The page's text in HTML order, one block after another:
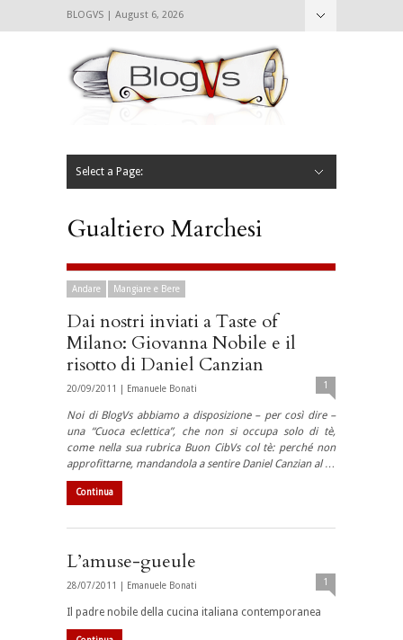
BLOGVS | August 6, 2026
Select a Page:
Gualtiero Marchesi
Andare Mangiare e Bere
Dai nostri inviati a Taste of
Milano: Giovanna Nobile e il
risotto di Daniel Canzian
20/09/2011 | Emanuele Bonati 1
Noi di BlogVs abbiamo a disposizione – per così dire –
una “Cuoca eclettica”, che non si occupa solo di tè,
come nella sua rubrica Buon CibVs col tè: perché non
approfittarne, mandandola a sentire Daniel Canzian al …
Continua
L’amuse-gueule
28/07/2011 | Emanuele Bonati 1
Il padre nobile della cucina italiana contemporanea